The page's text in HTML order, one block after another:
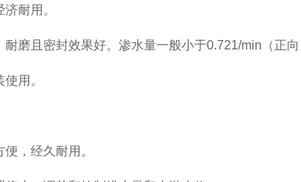
耐用。
且密封效果好。渗水量一般小于0.721/min（正向
用。
，经久耐用。